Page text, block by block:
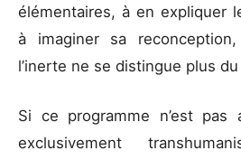
élémentaires, à en expliquer
à imaginer sa
l’inerte ne se distingue plus
Si ce programme n’est pas
exclusivement